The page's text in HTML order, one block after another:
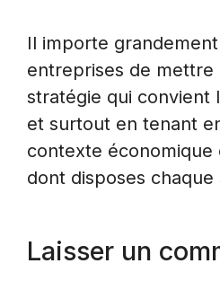
Il importe
entreprises de mettre
stratégie qui convient
et surtout en tenant
contexte économique
dont disposes
Laisser un